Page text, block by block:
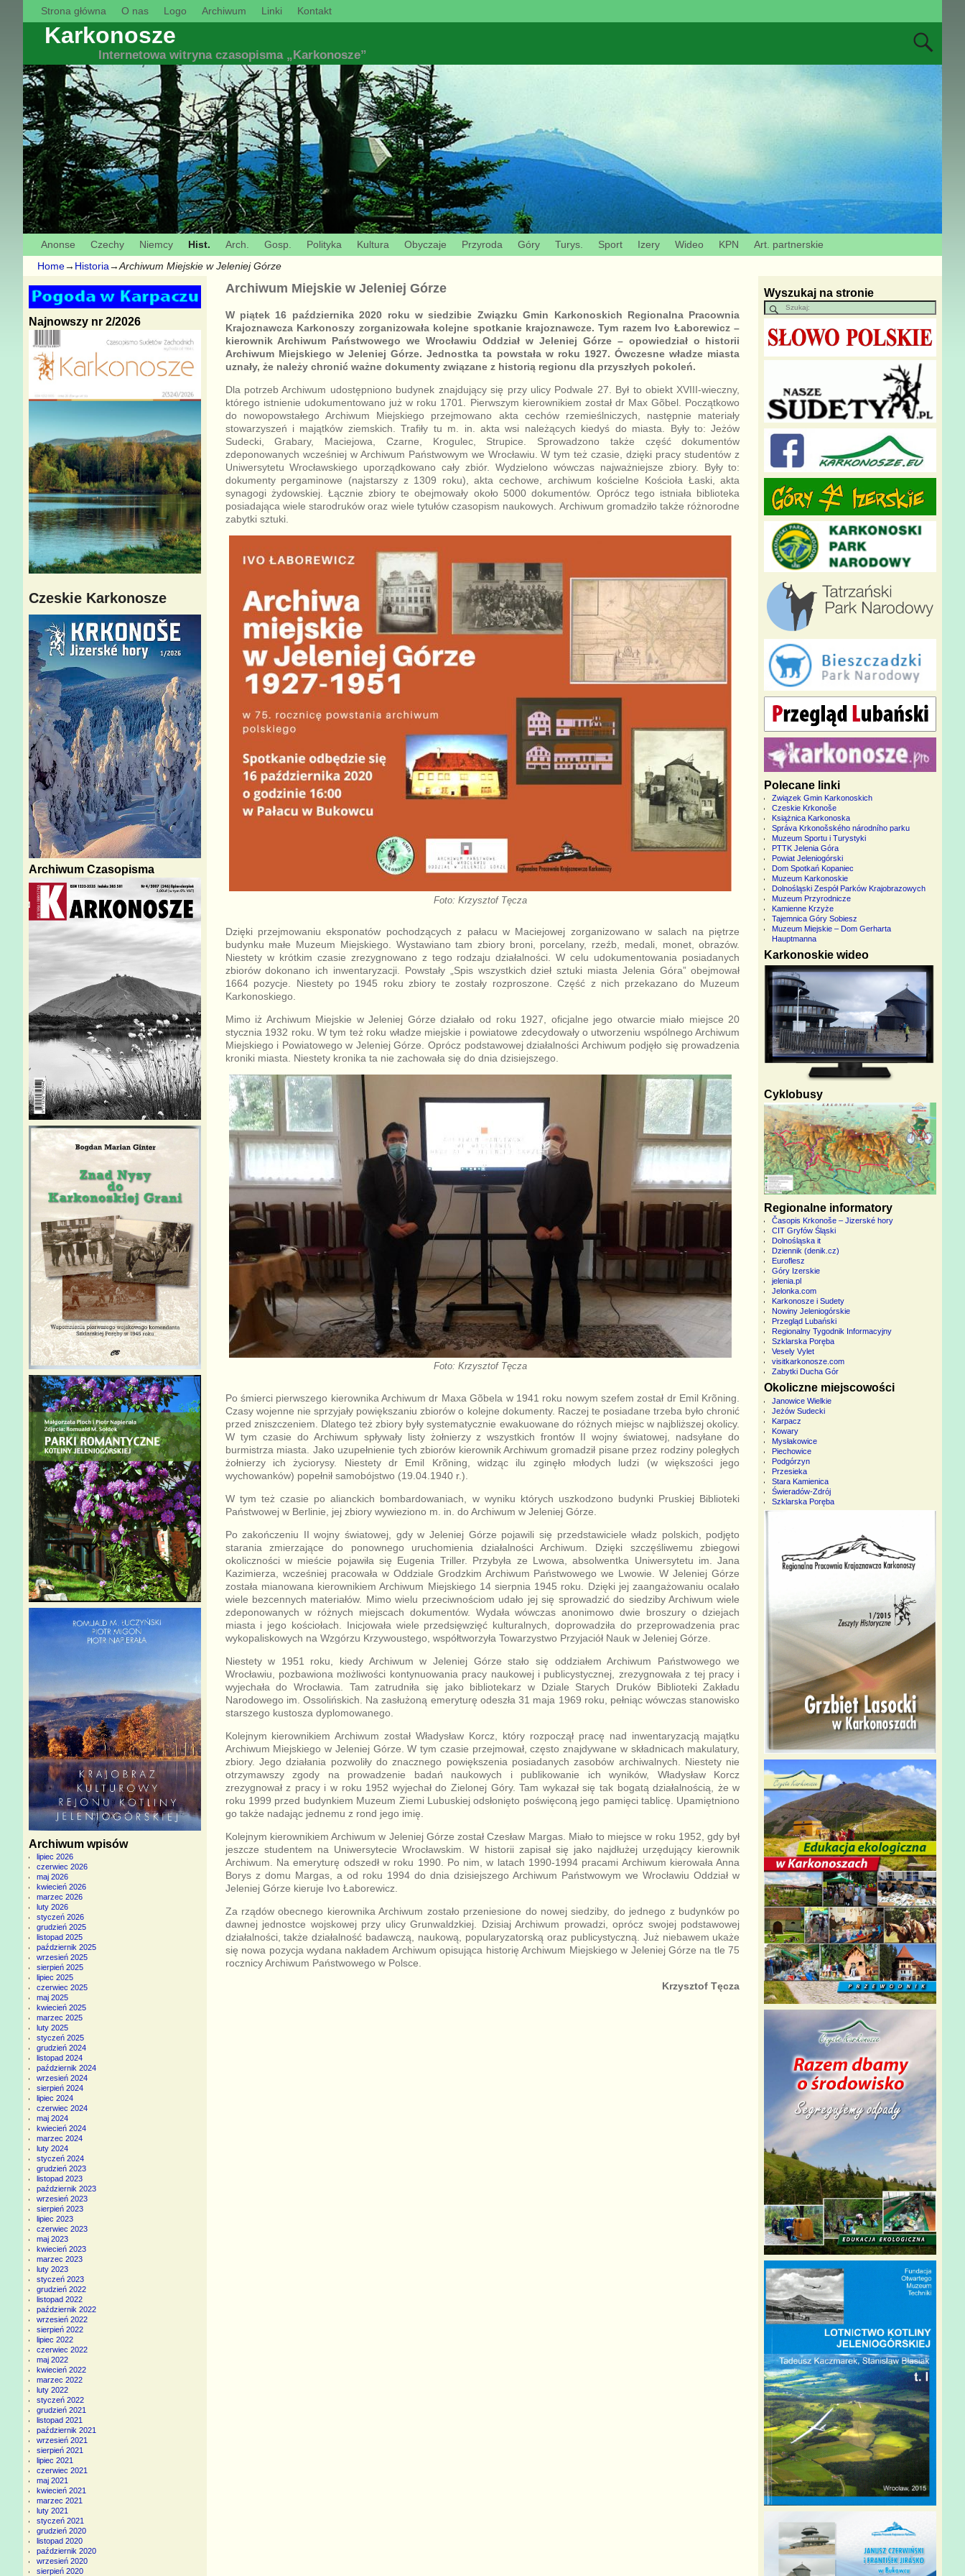
Strona główna O nas Logo Archiwum Linki Kontakt
Karkonosze
Internetowa witryna czasopisma „Karkonosze”
Anonse Czechy Niemcy Hist. Arch. Gosp. Polityka Kultura Obyczaje Przyroda Góry Turys. Sport Izery Wideo KPN
Art. partnerskie
Home→ Historia→Archiwum Miejskie w Jeleniej Górze
Archiwum Miejskie w Jeleniej Górze
W piątek 16 października 2020 roku w siedzibie Związku Gmin Karkonoskich Regionalna Pracownia
Krajoznawcza Karkonoszy zorganizowała kolejne spotkanie krajoznawcze. Tym razem Ivo Łaborewicz –
kierownik Archiwum Państwowego we Wrocławiu Oddział w Jeleniej Górze – opowiedział o historii
Archiwum Miejskiego w Jeleniej Górze. Jednostka ta powstała w roku 1927. Ówczesne władze miasta
uznały, że należy chronić ważne dokumenty związane z historią regionu dla przyszłych pokoleń.
Dla potrzeb Archiwum udostępniono budynek znajdujący się przy ulicy Podwale 27. Był to obiekt XVIII-wieczny,
którego istnienie udokumentowano już w roku 1701. Pierwszym kierownikiem został dr Max Gõbel. Początkowo
do nowopowstałego Archiwum Miejskiego przejmowano akta cechów rzemieślniczych, następnie materiały
stowarzyszeń i majątków ziemskich. Trafiły tu m. in. akta wsi należących kiedyś do miasta. Były to: Jeżów
Sudecki, Grabary, Maciejowa, Czarne, Krogulec, Strupice. Sprowadzono także część dokumentów
zdeponowanych wcześniej w Archiwum Państwowym we Wrocławiu. W tym też czasie, dzięki pracy studentów z
Uniwersytetu Wrocławskiego uporządkowano cały zbiór. Wydzielono wówczas najważniejsze zbiory. Były to:
dokumenty pergaminowe (najstarszy z 1309 roku), akta cechowe, archiwum kościelne Kościoła Łaski, akta
synagogi żydowskiej. Łącznie zbiory te obejmowały około 5000 dokumentów. Oprócz tego istniała biblioteka
posiadająca wiele starodruków oraz wiele tytułów czasopism naukowych. Archiwum gromadziło także różnorodne
zabytki sztuki.
Foto: Krzysztof Tęcza
Dzięki przejmowaniu eksponatów pochodzących z pałacu w Maciejowej zorganizowano w salach na piętrze
budynku małe Muzeum Miejskiego. Wystawiano tam zbiory broni, porcelany, rzeźb, medali, monet, obrazów.
Niestety w krótkim czasie zrezygnowano z tego rodzaju działalności. W celu udokumentowania posiadanych
zbiorów dokonano ich inwentaryzacji. Powstały „Spis wszystkich dzieł sztuki miasta Jelenia Góra” obejmował
1664 pozycje. Niestety po 1945 roku zbiory te zostały rozproszone. Część z nich przekazano do Muzeum
Karkonoskiego.
Mimo iż Archiwum Miejskie w Jeleniej Górze działało od roku 1927, oficjalne jego otwarcie miało miejsce 20
stycznia 1932 roku. W tym też roku władze miejskie i powiatowe zdecydowały o utworzeniu wspólnego Archiwum
Miejskiego i Powiatowego w Jeleniej Górze. Oprócz podstawowej działalności Archiwum podjęło się prowadzenia
kroniki miasta. Niestety kronika ta nie zachowała się do dnia dzisiejszego.
Foto: Krzysztof Tęcza
Po śmierci pierwszego kierownika Archiwum dr Maxa Gõbela w 1941 roku nowym szefem został dr Emil Krõning.
Czasy wojenne nie sprzyjały powiększaniu zbiorów o kolejne dokumenty. Raczej te posiadane trzeba było chronić
przed zniszczeniem. Dlatego też zbiory były systematycznie ewakuowane do różnych miejsc w najbliższej okolicy.
W tym czasie do Archiwum spływały listy żołnierzy z wszystkich frontów II wojny światowej, nadsyłane do
burmistrza miasta. Jako uzupełnienie tych zbiorów kierownik Archiwum gromadził pisane przez rodziny poległych
żołnierzy ich życiorysy. Niestety dr Emil Krõning, widząc ilu zginęło młodych ludzi (w większości jego
wychowanków) popełnił samobójstwo (19.04.1940 r.).
W tym też czasie po alianckich bombardowaniach, w wyniku których uszkodzono budynki Pruskiej Biblioteki
Państwowej w Berlinie, jej zbiory wywieziono m. in. do Archiwum w Jeleniej Górze.
Po zakończeniu II wojny światowej, gdy w Jeleniej Górze pojawili się przedstawiciele władz polskich, podjęto
starania zmierzające do ponownego uruchomienia działalności Archiwum. Dzięki szczęśliwemu zbiegowi
okoliczności w mieście pojawiła się Eugenia Triller. Przybyła ze Lwowa, absolwentka Uniwersytetu im. Jana
Kazimierza, wcześniej pracowała w Oddziale Grodzkim Archiwum Państwowego we Lwowie. W Jeleniej Górze
została mianowana kierownikiem Archiwum Miejskiego 14 sierpnia 1945 roku. Dzięki jej zaangażowaniu ocalało
wiele bezcennych materiałów. Mimo wielu przeciwnościom udało jej się sprowadzić do siedziby Archiwum wiele
zdeponowanych w różnych miejscach dokumentów. Wydała wówczas anonimowo dwie broszury o dziejach
miasta i jego kościołach. Inicjowała wiele przedsięwzięć kulturalnych, doprowadziła do przeprowadzenia prac
wykopaliskowych na Wzgórzu Krzywoustego, współtworzyła Towarzystwo Przyjaciół Nauk w Jeleniej Górze.
Niestety w 1951 roku, kiedy Archiwum w Jeleniej Górze stało się oddziałem Archiwum Państwowego we
Wrocławiu, pozbawiona możliwości kontynuowania pracy naukowej i publicystycznej, zrezygnowała z tej pracy i
wyjechała do Wrocławia. Tam zatrudniła się jako bibliotekarz w Dziale Starych Druków Biblioteki Zakładu
Narodowego im. Ossolińskich. Na zasłużoną emeryturę odeszła 31 maja 1969 roku, pełniąc wówczas stanowisko
starszego kustosza dyplomowanego.
Kolejnym kierownikiem Archiwum został Władysław Korcz, który rozpoczął pracę nad inwentaryzacją majątku
Archiwum Miejskiego w Jeleniej Górze. W tym czasie przejmował, często znajdywane w składnicach makulatury,
zbiory. Jego działania pozwoliły do znacznego powiększenia posiadanych zasobów archiwalnych. Niestety nie
otrzymawszy zgody na prowadzenie badań naukowych i publikowanie ich wyników, Władysław Korcz
zrezygnował z pracy i w roku 1952 wyjechał do Zielonej Góry. Tam wykazał się tak bogatą działalnością, że w
roku 1999 przed budynkiem Muzeum Ziemi Lubuskiej odsłonięto poświęconą jego pamięci tablicę. Upamiętniono
go także nadając jednemu z rond jego imię.
Kolejnym kierownikiem Archiwum w Jeleniej Górze został Czesław Margas. Miało to miejsce w roku 1952, gdy był
jeszcze studentem na Uniwersytecie Wrocławskim. W historii zapisał się jako najdłużej urzędujący kierownik
Archiwum. Na emeryturę odszedł w roku 1990. Po nim, w latach 1990-1994 pracami Archiwum kierowała Anna
Borys z domu Margas, a od roku 1994 do dnia dzisiejszego Archiwum Państwowym we Wrocławiu Oddział w
Jeleniej Górze kieruje Ivo Łaborewicz.
Za rządów obecnego kierownika Archiwum zostało przeniesione do nowej siedziby, do jednego z budynków po
dawnej jednostce wojskowej przy ulicy Grunwaldzkiej. Dzisiaj Archiwum prowadzi, oprócz swojej podstawowej
działalności, także działalność badawczą, naukową, popularyzatorską oraz publicystyczną. Już niebawem ukaże
się nowa pozycja wydana nakładem Archiwum opisująca historię Archiwum Miejskiego w Jeleniej Górze na tle 75
rocznicy Archiwum Państwowego w Polsce.
Krzysztof Tęcza
Najnowszy nr 2/2026
Czeskie Karkonosze
Archiwum Czasopisma
Archiwum wpisów
lipiec 2026
czerwiec 2026
maj 2026
kwiecień 2026
marzec 2026
luty 2026
styczeń 2026
grudzień 2025
listopad 2025
październik 2025
wrzesień 2025
sierpień 2025
lipiec 2025
czerwiec 2025
maj 2025
kwiecień 2025
marzec 2025
luty 2025
styczeń 2025
grudzień 2024
listopad 2024
październik 2024
wrzesień 2024
sierpień 2024
lipiec 2024
czerwiec 2024
maj 2024
kwiecień 2024
marzec 2024
luty 2024
styczeń 2024
grudzień 2023
listopad 2023
październik 2023
wrzesień 2023
sierpień 2023
lipiec 2023
czerwiec 2023
maj 2023
kwiecień 2023
marzec 2023
luty 2023
styczeń 2023
grudzień 2022
listopad 2022
październik 2022
wrzesień 2022
sierpień 2022
lipiec 2022
czerwiec 2022
maj 2022
kwiecień 2022
marzec 2022
luty 2022
styczeń 2022
grudzień 2021
listopad 2021
październik 2021
wrzesień 2021
sierpień 2021
lipiec 2021
czerwiec 2021
maj 2021
kwiecień 2021
marzec 2021
luty 2021
styczeń 2021
grudzień 2020
listopad 2020
październik 2020
wrzesień 2020
sierpień 2020
Wyszukaj na stronie
Polecane linki
Związek Gmin Karkonoskich
Czeskie Krkonoše
Książnica Karkonoska
Správa Krkonošského národního parku
Muzeum Sportu i Turystyki
PTTK Jelenia Góra
Powiat Jeleniogórski
Dom Spotkań Kopaniec
Muzeum Karkonoskie
Dolnośląski Zespół Parków Krajobrazowych
Muzeum Przyrodnicze
Kamienne Krzyże
Tajemnica Góry Sobiesz
Muzeum Miejskie – Dom Gerharta
Hauptmanna
Karkonoskie wideo
Cyklobusy
Regionalne informatory
Časopis Krkonoše – Jizerské hory
CIT Gryfów Śląski
Dolnośląska it
Dziennik (denik.cz)
Euroflesz
Góry Izerskie
jelenia.pl
Jelonka.com
Karkonosze i Sudety
Nowiny Jeleniogórskie
Przegląd Lubański
Regionalny Tygodnik Informacyjny
Szklarska Poręba
Vesely Vylet
visitkarkonosze.com
Zabytki Ducha Gór
Okoliczne miejscowości
Janowice Wielkie
Jeżów Sudecki
Karpacz
Kowary
Mysłakowice
Piechowice
Podgórzyn
Przesieka
Stara Kamienica
Świeradów-Zdrój
Szklarska Poręba